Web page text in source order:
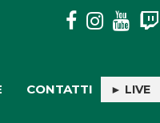
PIOLI
CONTATTI ► LIVE